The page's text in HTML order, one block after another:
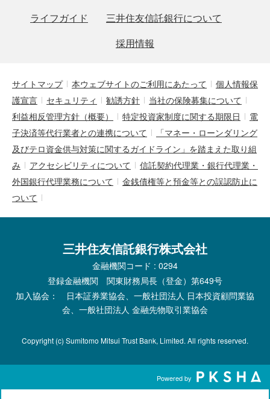
ライフガイド
三井住友信託銀行について
採用情報
サイトマップ 本ウェブサイトのご利用にあたって
個人情報保
護宣言
セキュリティ 勧誘方針
当社の保険募集について
利益相反管理方針（概要）
特定投資家制度に関する期限日
電
子決済等代行業者との連携について
「マネー・ローンダリング
及びテロ資金供与対策に関するガイドライン」を踏まえた取り組
み
アクセシビリティについて
信託契約代理業・銀行代理業・
外国銀行代理業務について
金銭債権等と預金等との誤認防止に
ついて
三井住友信託銀行株式会社
金融機関コード : 0294
登録金融機関 関東財務局長（登金）第649号
加入協会： 日本証券業協会、一般社団法人 日本投資顧問業協
会、一般社団法人 金融先物取引業協会
Copyright (c) Sumitomo Mitsui Trust Bank, Limited. All rights reserved.
Powered by